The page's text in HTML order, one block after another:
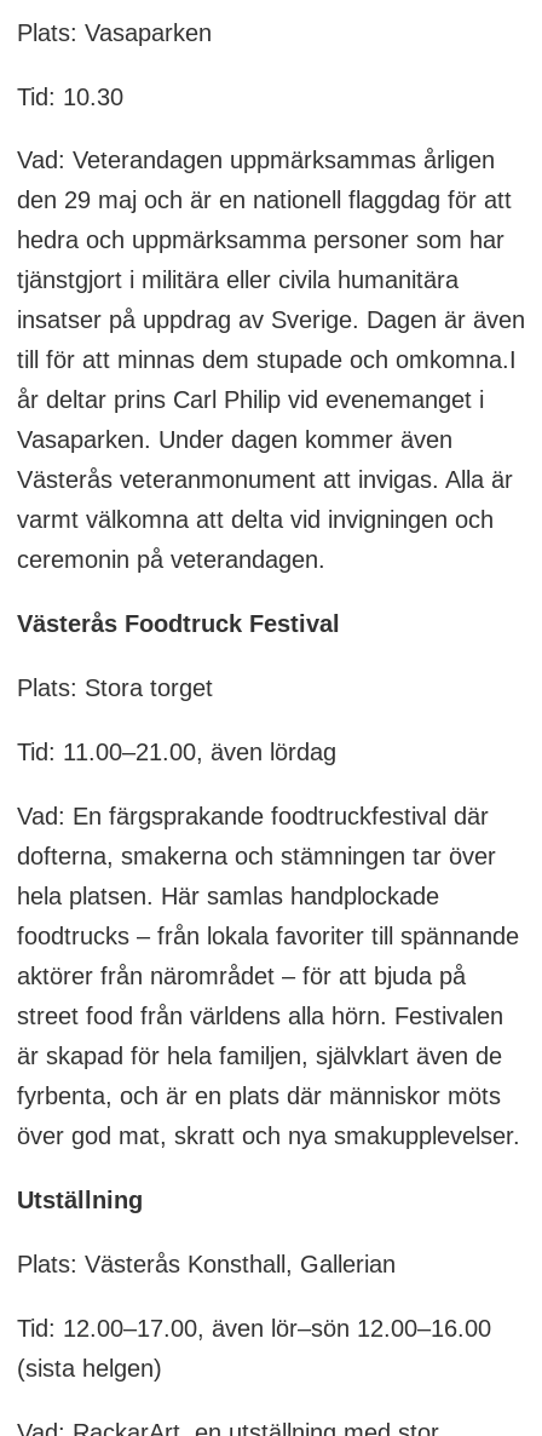
Plats: Vasaparken
Tid: 10.30
Vad: Veterandagen uppmärksammas årligen
den 29 maj och är en nationell flaggdag för att
hedra och uppmärksamma personer som har
tjänstgjort i militära eller civila humanitära
insatser på uppdrag av Sverige. Dagen är även
till för att minnas dem stupade och omkomna.I
år deltar prins Carl Philip vid evenemanget i
Vasaparken. Under dagen kommer även
Västerås veteranmonument att invigas. Alla är
varmt välkomna att delta vid invigningen och
ceremonin på veterandagen.
Västerås Foodtruck Festival
Plats: Stora torget
Tid: 11.00–21.00, även lördag
Vad: En färgsprakande foodtruckfestival där
dofterna, smakerna och stämningen tar över
hela platsen. Här samlas handplockade
foodtrucks – från lokala favoriter till spännande
aktörer från närområdet – för att bjuda på
street food från världens alla hörn. Festivalen
är skapad för hela familjen, självklart även de
fyrbenta, och är en plats där människor möts
över god mat, skratt och nya smakupplevelser.
Utställning
Plats: Västerås Konsthall, Gallerian
Tid: 12.00–17.00, även lör–sön 12.00–16.00
(sista helgen)